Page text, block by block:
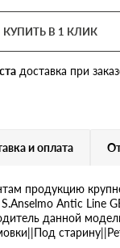
КУПИТЬ В 1 КЛИК
доставка при
и оплата
продукцию
Antic Line
данной